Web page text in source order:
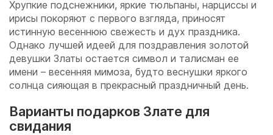
Хрупкие подснежники, яркие тюльпаны, нарциссы и
ирисы покоряют с первого взгляда, приносят
истинную весеннюю свежесть и дух праздника.
Однако лучшей идеей для поздравления золотой
девушки Златы остается символ и талисман ее
имени – весенняя мимоза, будто веснушки яркого
солнца сияющая в прекрасный праздничный день.
Варианты подарков Злате для
свидания